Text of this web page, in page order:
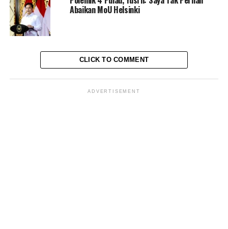
Abaikan MoU Helsinki
CLICK TO COMMENT
ADVERTISEMENT